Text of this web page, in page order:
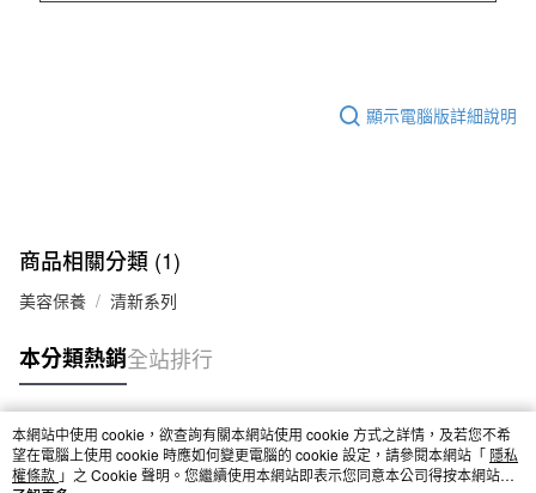
顯示電腦版詳細說明
商品相關分類 (1)
美容保養 清新系列
本分類熱銷全站排行
熱門標籤
本網站中使用 cookie，欲查詢有關本網站使用 cookie 方式之詳情，及若您不希
望在電腦上使用 cookie 時應如何變更電腦的 cookie 設定，請參閱本網站「 隱私
權條款 」之 Cookie 聲明。您繼續使用本網站即表示您同意本公司得按本網站使